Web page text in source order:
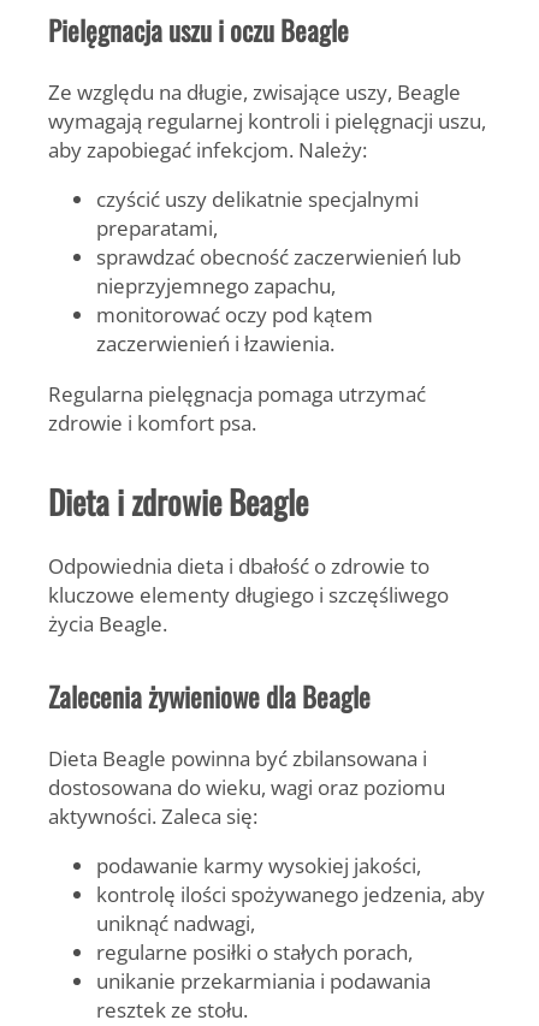
Pielęgnacja uszu i oczu Beagle
Ze względu na długie, zwisające uszy, Beagle
wymagają regularnej kontroli i pielęgnacji uszu,
aby zapobiegać infekcjom. Należy:
czyścić uszy delikatnie specjalnymi
preparatami,
sprawdzać obecność zaczerwienień lub
nieprzyjemnego zapachu,
monitorować oczy pod kątem
zaczerwienień i łzawienia.
Regularna pielęgnacja pomaga utrzymać
zdrowie i komfort psa.
Dieta i zdrowie Beagle
Odpowiednia dieta i dbałość o zdrowie to
kluczowe elementy długiego i szczęśliwego
życia Beagle.
Zalecenia żywieniowe dla Beagle
Dieta Beagle powinna być zbilansowana i
dostosowana do wieku, wagi oraz poziomu
aktywności. Zaleca się:
podawanie karmy wysokiej jakości,
kontrolę ilości spożywanego jedzenia, aby
uniknąć nadwagi,
regularne posiłki o stałych porach,
unikanie przekarmiania i podawania
resztek ze stołu.